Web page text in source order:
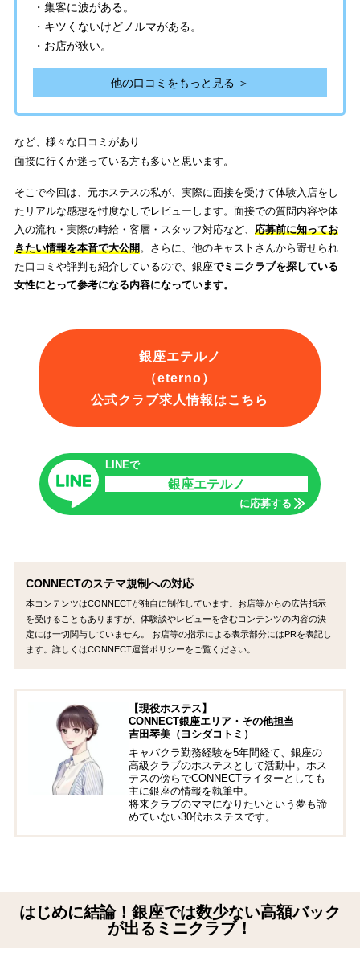
・集客に波がある。
・キツくないけどノルマがある。
・お店が狭い。
他の口コミをもっと見る ＞
など、様々な口コミがあり
面接に行くか迷っている方も多いと思います。
そこで今回は、元ホステスの私が、実際に面接を受けて体験入店をし
たリアルな感想を忖度なしでレビューします。面接での質問内容や体
入の流れ・実際の時給・客層・スタッフ対応など、 応募前に知ってお
きたい情報を本音で大公開。さらに、他のキャストさんから寄せられ
た口コミや評判も紹介しているので、銀座でミニクラブを探している
女性にとって参考になる内容になっています。
銀座エテルノ
（eterno）
公式クラブ求人情報はこちら
LINEで
銀座エテルノ
に応募する
CONNECTのステマ規制への対応
本コンテンツはCONNECTが独自に制作しています。お店等からの広告指示
を受けることもありますが、体験談やレビューを含むコンテンツの内容の決
定には一切関与していません。 お店等の指示による表示部分にはPRを表記し
ます。詳しくはCONNECT運営ポリシーをご覧ください。
【現役ホステス】
CONNECT銀座エリア・その他担当
吉田琴美（ヨシダコトミ）
キャバクラ勤務経験を5年間経て、銀座の
高級クラブのホステスとして活動中。ホス
テスの傍らでCONNECTライターとしても
主に銀座の情報を執筆中。
将来クラブのママになりたいという夢も諦
めていない30代ホステスです。
はじめに結論！銀座では数少ない高額バック
が出るミニクラブ！